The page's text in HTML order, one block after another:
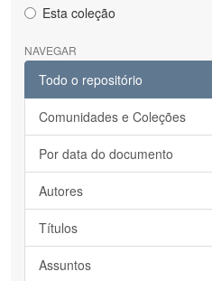
Esta coleção
NAVEGAR
Todo o repositório
Comunidades e Coleções
Por data do documento
Autores
Títulos
Assuntos